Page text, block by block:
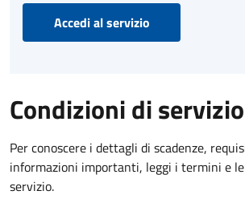
Accedi al servizio
Condizioni di servizio
Per conoscere i dettagli di scadenze,
informazioni importanti, leggi i termini e
servizio.